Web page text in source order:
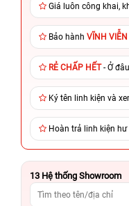
Giá luôn công khai,
Bảo hành VĨNH VIỄN
RẺ CHẤP HẾT- Ở
Ký tên linh kiện và
Hoàn trả linh kiện
13 Hệ thống Showroom